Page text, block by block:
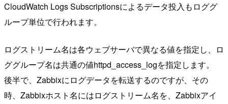
CloudWatch Logs Subscriptionsによるデータ投入もロググ
ループ単位で行われます。
ログストリーム名は各ウェブサーバで異なる値を指定し、ロ
ググループ名は共通の値httpd_access_logを指定します。
後半で、Zabbixにログデータを転送するのですが、その
時、Zabbixホスト名にはログストリーム名を、Zabbixアイ